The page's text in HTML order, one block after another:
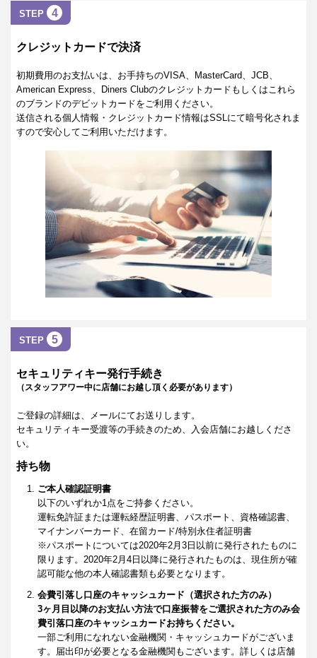
STEP 4
クレジットカードで決済
初期費用のお支払いは、お手持ちのVISA、MasterCard、JCB、
American Express、Diners Clubのクレジットカードもしくはこれら
のブランドのデビットカードをご利用ください。
送信される個人情報・クレジットカード情報はSSLにて暗号化されま
すので安心してご利用いただけます。
STEP 5
セキュリティキー発行手続き
（スタッフアワー中に店舗にお越し頂く必要があります）
ご登録の詳細は、メールにてお送りします。
セキュリティキー受渡等の手続きのため、入会店舗にお越しくださ
い。
持ち物
ご本人確認証明書
以下のいずれか1点をご持参ください。
運転免許証または運転経歴証明書、パスポート、資格確認書、
マイナンバーカード、在留カード/特別永住者証明書
※パスポートについては2020年2月3日以前に発行されたものに
限ります。2020年2月4日以降に発行されたものは、現住所が確
認可能な他の本人確認書類も必要となります。
会費引落し口座のキャッシュカード（選択された方のみ）
3ヶ月目以降のお支払い方法で口座振替をご選択された方のみ会
費引落口座のキャッシュカードお持ちください。
一部ご利用になれない金融機関・キャッシュカードがございま
す。届出印が必要となる金融機関もございます。詳しくは店舗